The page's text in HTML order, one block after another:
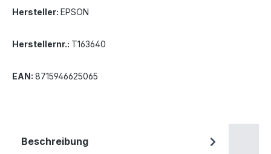
Hersteller: EPSON
Herstellernr.: T163640
EAN: 8715946625065
Beschreibung